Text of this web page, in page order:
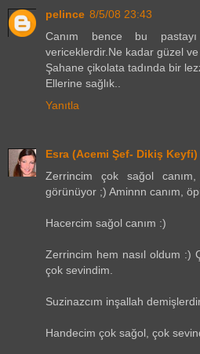
pelince 8/5/08 23:43
Canım bence bu
vericeklerdir.Ne kadar güzel
Şahane çikolata tadında bir
Ellerine sağlık..
Yanıtla
Esra (Acemi Şef- Dikiş Keyfi)
Zerrincim çok sağol
görünüyor ;) Aminnn canım,
Hacercim sağol canım :)
Zerrincim hem nasıl oldum :)
çok sevindim.
Suzinazcım inşallah
Handecim çok sağol, çok